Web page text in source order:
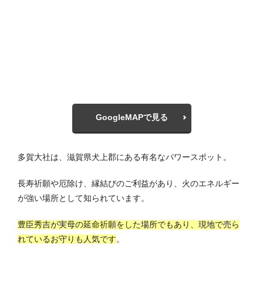
GoogleMAPで見る
多賀大社は、滋賀県犬上郡にある有名なパワースポット。
長寿祈願や厄除け、縁結びのご利益があり、火のエネルギー
が強い場所として知られています。
豊臣秀吉が実母の延命祈願をした場所でもあり、現地で売ら
れているお守りも人気です。